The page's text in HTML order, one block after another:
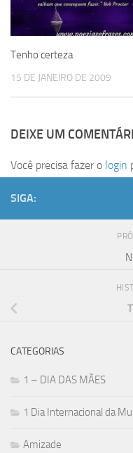
Tenho certeza
15 DE JANEIRO DE 2009
DEIXE UM
Você precisa fazer o login
SIGA:
CATEGORIAS
1 – DIA DAS MÃES
1 Dia Internacional da
Amizade